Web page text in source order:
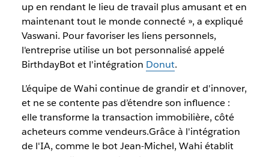
up en rendant le lieu de travail plus amusant et en
maintenant tout le monde connecté », a expliqué
Vaswani. Pour favoriser les liens personnels,
l'entreprise utilise un bot personnalisé appelé
BirthdayBot et l'intégration Donut.
L’équipe de Wahi continue de grandir et d'innover,
et ne se contente pas d’étendre son influence :
elle transforme la transaction immobilière, côté
acheteurs comme vendeurs.Grâce à l'intégration
de l'IA, comme le bot Jean-Michel, Wahi établit